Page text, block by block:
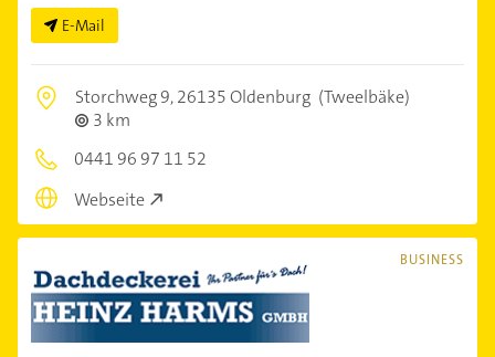
E-Mail
Storchweg 9,26135 Oldenburg (Tweelbäke)
3 km
0441 96 97 11 52
Webseite
BUSINESS